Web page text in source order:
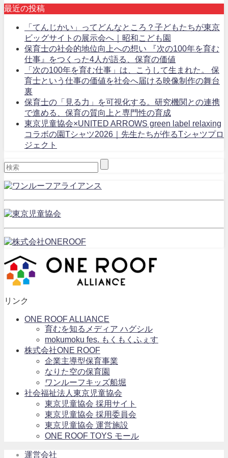
最近の投稿
「てんじかい」ってどんなところ？子どもたちが東京
ビッグサイトの展示会へ｜昭和こども園
保育士の社会的地位向上への想い 『次の100年を育む
仕事』をつくった4人が語る、保育の価値
「次の100年を育む仕事」は、こうして生まれた。 保
育士という仕事の価値を社会へ届ける映像制作の舞台
裏
保育士の「見る力」を可視化する。研究機関との連携
で進める、保育の質向上と専門性の育成
東京児童協会×UNITED ARROWS green label relaxing
コラボの園Tシャツ2026｜先生たちが作るTシャツプロ
ジェクト
リンク
ONE ROOF ALLIANCE
育むを知るメディア ハグシル
mokumoku fes. もくもくふぇす
株式会社ONE ROOF
企業主導型保育事業
なりた空の保育園
ワンルーフキッズ船堀
社会福祉法人東京児童協会
東京児童協会 採用サイト
東京児童協会 採用委員会
東京児童協会 運営施設
ONE ROOF TOYS モール
運営会社